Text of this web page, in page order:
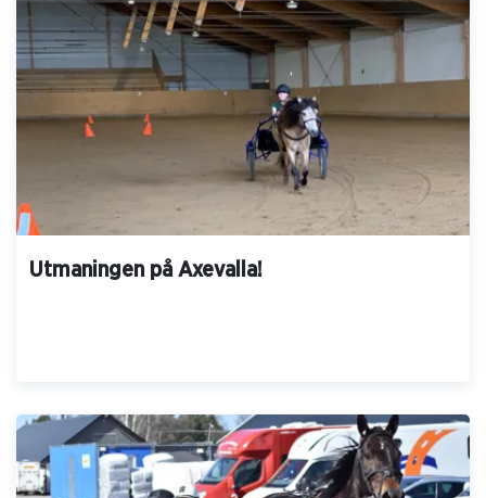
Axevalla LOPP 1 2026 07 19
Axevalla LOPP 12 2026 07 18
Axevalla LOPP 11 2026 07 18
Axevalla LOPP 8 2026 07 18
Utmaningen på Axevalla!